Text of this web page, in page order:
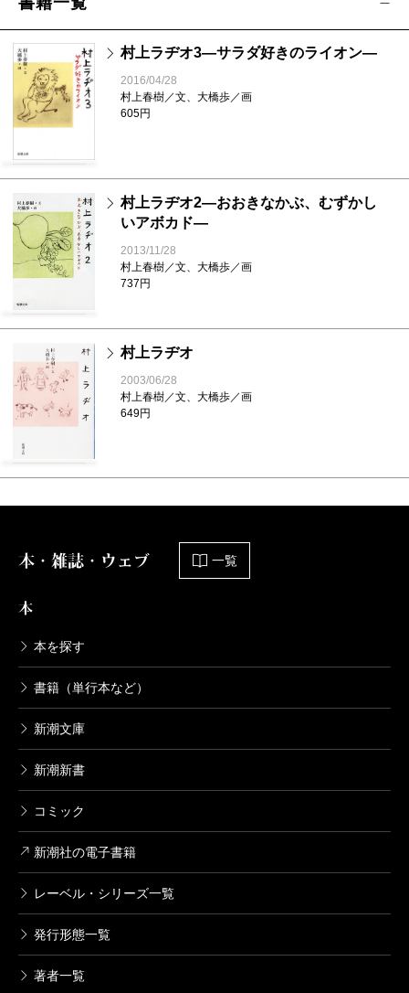
村上ラヂオ3―サラダ好きのライオン―
2016/04/28
村上春樹／文、大橋歩／画
605円
村上ラヂオ2―おおきなかぶ、むずかし
いアボカド―
2013/11/28
村上春樹／文、大橋歩／画
737円
村上ラヂオ
2003/06/28
村上春樹／文、大橋歩／画
649円
本・雑誌・ウェブ 一覧
本
本を探す
書籍（単行本など）
新潮文庫
新潮新書
コミック
新潮社の電子書籍
レーベル・シリーズ一覧
発行形態一覧
著者一覧